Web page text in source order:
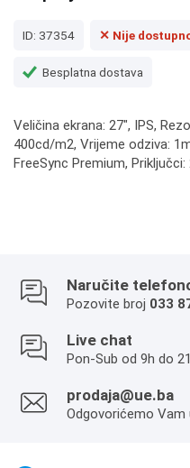
ID: 37354 ✕ Nije
Besplatna dostava
Veličina ekrana: 27", IPS,
400cd/m2, Vrijeme odziva:
FreeSync Premium,
Naručite
Pozovite broj 033
Live chat
Pon-Sub od 9h do
prodaja@ue.ba
Odgovorićemo Vam